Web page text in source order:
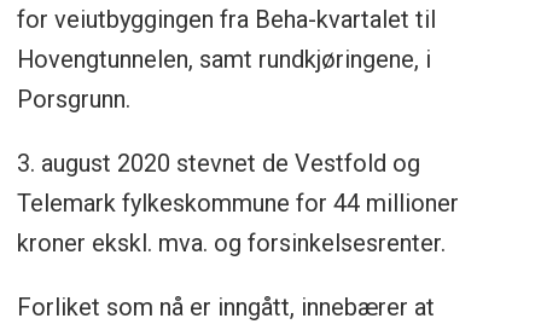
for veiutbyggingen fra Beha-kvartalet til
Hovengtunnelen, samt rundkjøringene, i
Porsgrunn.
3. august 2020 stevnet de Vestfold og
Telemark fylkeskommune for 44 millioner
kroner ekskl. mva. og forsinkelsesrenter.
Forliket som nå er inngått, innebærer at